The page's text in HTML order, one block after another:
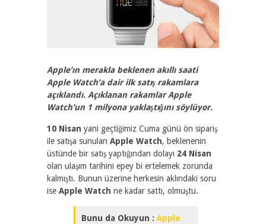
Apple’ın merakla beklenen akıllı saati
Apple Watch’a dair ilk satış rakamlara
açıklandı. Açıklanan rakamlar Apple
Watch’un 1 milyona yaklaştığını söylüyor.
10 Nisan yani geçtiğimiz Cuma günü ön sipariş
ile satışa sunulan Apple Watch, beklenenin
üstünde bir satış yaptığından dolayı 24 Nisan
olan ulaşım tarihini epey bi ertelemek zorunda
kalmıştı. Bunun üzerine herkesin aklındaki soru
ise Apple Watch ne kadar sattı, olmuştu.
Bunu da Okuyun : Apple